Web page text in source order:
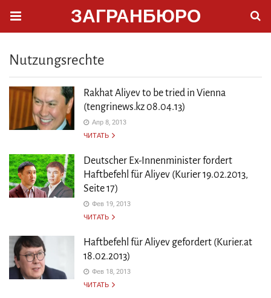
ЗАГРАНБЮРО
Nutzungsrechte
Rakhat Aliyev to be tried in Vienna
(tengrinews.kz 08.04.13)
Апр 8, 2013
ЧИТАТЬ
Deutscher Ex-Innenminister fordert
Haftbefehl für Aliyev (Kurier 19.02.2013,
Seite 17)
Фев 19, 2013
ЧИТАТЬ
Haftbefehl für Aliyev gefordert (Kurier.at
18.02.2013)
Фев 18, 2013
ЧИТАТЬ